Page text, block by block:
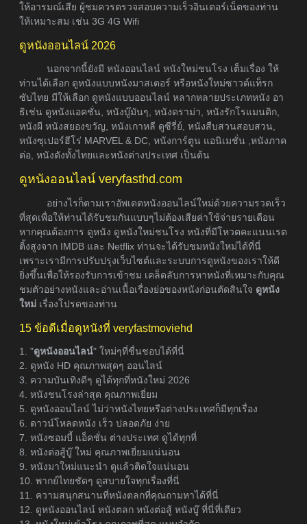
ให้อารมณ์เสีย ผู้ชมควรตรวจสอบความเร็วอินเตอร์เน็ตของท่าน
ให้เหมาะสม เช่น 3G 4G Wifi
ดูหนังออนไลน์ 2026
นอกจากนี้ยังมี หนังออนไลน์ หนังใหม่ชนโรง เต็มเรื่อง ให้
ท่านได้เลือก ดูหนังแบบหนังมาสเตอร์ หรือหนังใหม่ซาวด์แท็รก
ซับไทย มีให้เลือก ดูหนังแบบออนไลน์ หลากหลายประเภทหนัง อา
ธิเช่น ดูหนังแอคชั่น, หนังบู๊มันๆ, หนังดราม่า, หนังรักโรแมนติก,
หนังผี หนังสยองขวัญ, หนังเกาหลี ดูซีรี่ย์, หนังสืบสวนสอบสวน,
หนังซุเปอร์ฮีโร่ MARVEL & DC, หนังการ์ตูน แอนิเมชั่น ,หนังภาค
ต่อ, หนังดังทั้งไทยและหนังต่างประเทศ เป็นต้น
ดูหนังออนไลน์ veryfasthd.com
อย่างไรก็ตามเราอัพเดตหนังออนไลน์ใหม่ด้วยความรวดเร็ว
ที่สุดเพื่อให้ท่านได้รับชมกันแบบๆไม่ต้องเสียค่าใช้จ่ายรายเดือน
หากคุณต้องการ ดูหนัง ดูหนังใหม่ชนโรง หนังที่มีโหวตคะแนนเรต
ติ้งสูงจาก IMDB และ Netflix ท่านจะได้รับชมหนังใหม่ได้ที่นี่
เพราะเรามีการปรับปรุงเว็บไซต์และระบบการดูหนังของเราให้ดี
ยิ่งขึ้นเพื่อให้รองรับการเข้าชม เคล็ดลับการหาหนังที่เหมาะกับคุณ
ชมตัวอย่างหนังและอ่านเนื้อเรื่องย่อของหนังก่อนตัดสินใจ ดูหนัง
ใหม่ เรื่องโปรดของท่าน
15 ข้อดีเมื่อดูหนังที่ veryfastmoviehd
1. "ดูหนังออนไลน์" ใหม่ๆที่ชื่นชอบได้ที่นี่
2. ดูหนัง HD คุณภาพสุดๆ ออนไลน์
3. ความบันเทิงดีๆ ดูได้ทุกที่หนังใหม่ 2026
4. หนังชนโรงล่าสุด คุณภาพเยี่ยม
5. ดูหนังออนไลน์ ไม่ว่าหนังไทยหรือต่างประเทศก็มีทุกเรื่อง
6. ดาวน์โหลดหนัง เร็ว ปลอดภัย ง่าย
7. หนังซอมบี้ แอ็คชั่น ต่างประเทศ ดูได้ทุกที่
8. หนังต่อสู้บู๊ ใหม่ คุณภาพเยี่ยมแน่นอน
9. หนังมาใหม่แนะนำ ดูแล้วติดใจแน่นอน
10. พากย์ไทยชัดๆ ดูสบายใจทุกเรื่องที่นี่
11. ความสนุกสนานที่หนังตลกที่คุณถามหาได้ที่นี่
12. ดูหนังออนไลน์ หนังตลก หนังต่อสู้ หนังบู๊ ที่นี่ที่เดียว